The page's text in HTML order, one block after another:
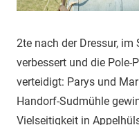
2te nach der Dressur,
verbessert und die Pole-
verteidigt: Parys und
Handorf-Sudmühle
Vielseitigkeit in